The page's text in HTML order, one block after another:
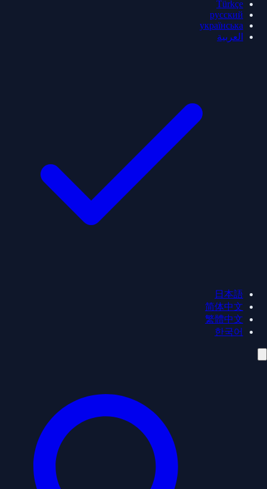
Türkçe
русский
українська
العربية
日本語
简体中文
繁體中文
한국어